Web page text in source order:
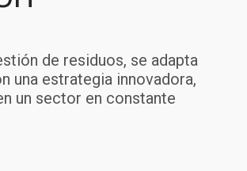
de residuos, se adapta
una estrategia innovadora,
un sector en constante